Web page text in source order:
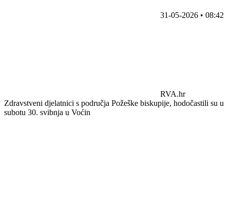
31-05-2026 • 08:42
RVA.hr
Zdravstveni djelatnici s područja Požeške biskupije, hodočastili su u
subotu 30. svibnja u Voćin